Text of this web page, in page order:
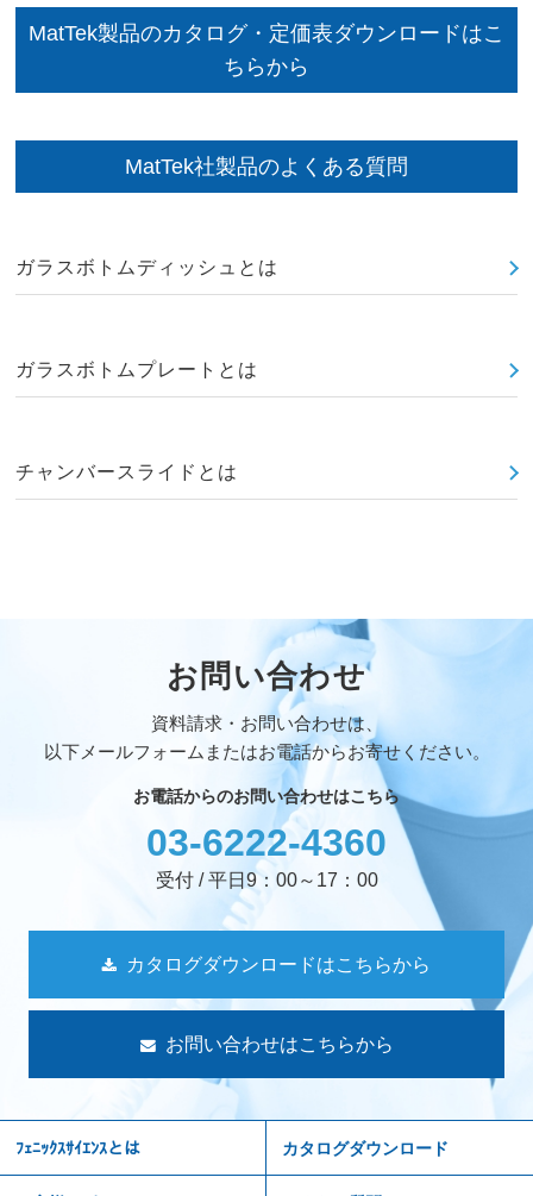
MatTek製品のカタログ・定価表ダウンロードはこ
ちらから
MatTek社製品のよくある質問
ガラスボトムディッシュとは
ガラスボトムプレートとは
チャンバースライドとは
お問い合わせ
資料請求・お問い合わせは、
以下メールフォームまたはお電話からお寄せください。
お電話からのお問い合わせはこちら
03-6222-4360
受付 / 平日9：00～17：00
カタログダウンロードはこちらから
お問い合わせはこちらから
ﾌｪﾆｯｸｽｻｲｴﾝｽとは カタログダウンロード